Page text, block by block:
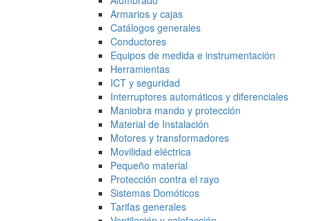
Armarios y cajas
Catálogos generales
Conductores
Equipos de medida e instrumentación
Herramientas
ICT y seguridad
Interruptores automáticos y diferenciales
Maniobra mando y protección
Material de Instalación
Motores y transformadores
Movilidad eléctrica
Pequeño material
Protección contra el rayo
Sistemas Domóticos
Tarifas generales